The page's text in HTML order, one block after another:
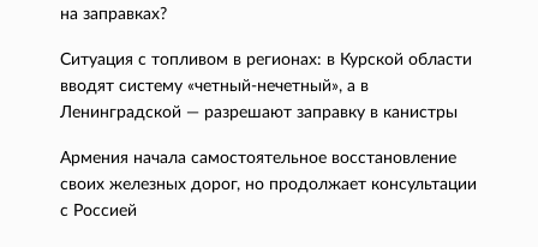
на заправках?
Ситуация с топливом в регионах: в Курской области
вводят систему «четный-нечетный», а в
Ленинградской — разрешают заправку в канистры
Армения начала самостоятельное восстановление
своих железных дорог, но продолжает консультации
с Россией